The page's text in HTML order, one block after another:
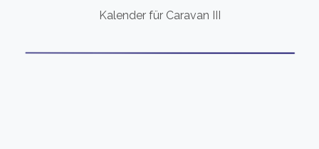
Kalender für Caravan III